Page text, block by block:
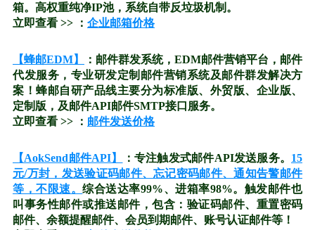
箱。高权重纯净IP池，系统自带反垃圾机制。
立即查看 >> ： 企业邮箱价格
【蜂邮EDM】
：邮件群发系统，EDM邮件营销平台，邮件
代发服务，专业研发定制邮件营销系统及邮件群发解决方
案！蜂邮自研产品线主要分为标准版、外贸版、企业版、
定制版，及邮件API邮件SMTP接口服务。
立即查看 >> ： 邮件发送价格
【AokSend邮件API】 ：专注触发式邮件API发送服务。 15
元/万封，发送验证码邮件、忘记密码邮件、通知告警邮件
等，不限速。综合送达率99%、进箱率98%。触发邮件也
叫事务性邮件或推送邮件，包含：验证码邮件、重置密码
邮件、余额提醒邮件、会员到期邮件、账号认证邮件等！